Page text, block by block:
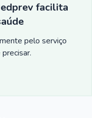
facilita
pelo serviço